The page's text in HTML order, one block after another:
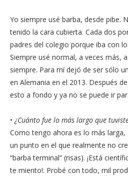
Yo siempre usé barba, desde pibe.
tenido la cara cubierta. Cada dos
padres del colegio porque iba con
Siempre usé normal, a veces más,
siempre. Para mí dejó de ser sólo
en Alemania en el 2013. Después
esto a fondo y ya no se puede ir
• ¿Cuánto fue lo más largo que
Como tengo ahora es lo más larga,
un punto en el que realmente no
“barba terminal” (risas). ¡Está
te miento!. Probé con todo, mil